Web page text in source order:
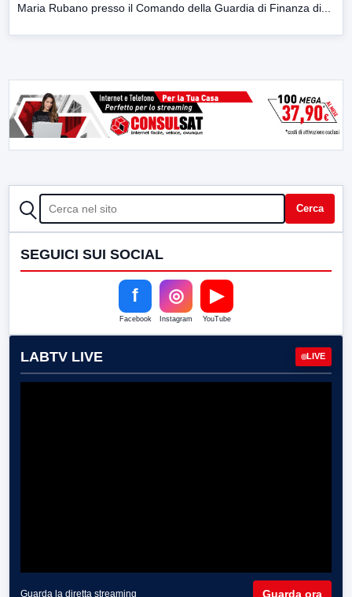
Maria Rubano presso il Comando della Guardia di Finanza di...
CERCA Cerca
SEGUICI SUI SOCIAL
f
Facebook
◎
Instagram
▶
YouTube
LABTV LIVE LIVE
Guarda la diretta streaming Guarda ora